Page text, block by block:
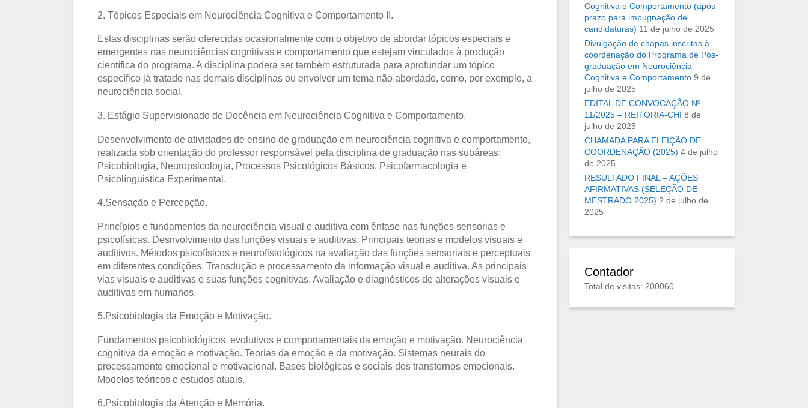
2. Tópicos Especiais em Neurociência Cognitiva e Comportamento II.
Estas disciplinas serão oferecidas ocasionalmente com o objetivo de abordar tópicos especiais e
emergentes nas neurociências cognitivas e comportamento que estejam vinculados à produção
científica do programa. A disciplina poderá ser também estruturada para aprofundar um tópico
específico já tratado nas demais disciplinas ou envolver um tema não abordado, como, por exemplo, a
neurociência social.
3. Estágio Supervisionado de Docência em Neurociência Cognitiva e Comportamento.
Desenvolvimento de atividades de ensino de graduação em neurociência cognitiva e comportamento,
realizada sob orientação do professor responsável pela disciplina de graduação nas subáreas:
Psicobiologia, Neuropsicologia, Processos Psicológicos Básicos, Psicofarmacologia e
Psicolínguistica Experimental.
4.Sensação e Percepção.
Princípios e fundamentos da neurociência visual e auditiva com ênfase nas funções sensorias e
psicofísicas. Desnvolvimento das funções visuais e auditivas. Principais teorias e modelos visuais e
auditivos. Métodos psicofísicos e neurofisiológicos na avaliação das funções sensoriais e perceptuais
em diferentes condições. Transdução e processamento da informação visual e auditiva. As principais
vias visuais e auditivas e suas funções cognitivas. Avaliação e diagnósticos de alterações visuais e
auditivas em humanos.
5.Psicobiologia da Emoção e Motivação.
Fundamentos psicobiológicos, evolutivos e comportamentais da emoção e motivação. Neurociência
cognitiva da emoção e motivação. Teorias da emoção e da motivação. Sistemas neurais do
processamento emocional e motivacional. Bases biológicas e sociais dos transtornos emocionais.
Modelos teóricos e estudos atuais.
6.Psicobiologia da Atenção e Memória.
Cognitiva e Comportamento (após
prazo para impugnação de
candidaturas) 11 de julho de 2025
Divulgação de chapas inscritas à
coordenação do Programa de Pós-
graduação em Neurociência
Cognitiva e Comportamento 9 de
julho de 2025
EDITAL DE CONVOCAÇÃO Nº
11/2025 – REITORIA-CHI 8 de
julho de 2025
CHAMADA PARA ELEIÇÃO DE
COORDENAÇÃO (2025) 4 de julho
de 2025
RESULTADO FINAL – AÇÕES
AFIRMATIVAS (SELEÇÃO DE
MESTRADO 2025) 2 de julho de
2025
Contador
Total de visitas: 200060